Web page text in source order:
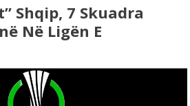
Shqip, 7 Skuadra
Në Ligën E